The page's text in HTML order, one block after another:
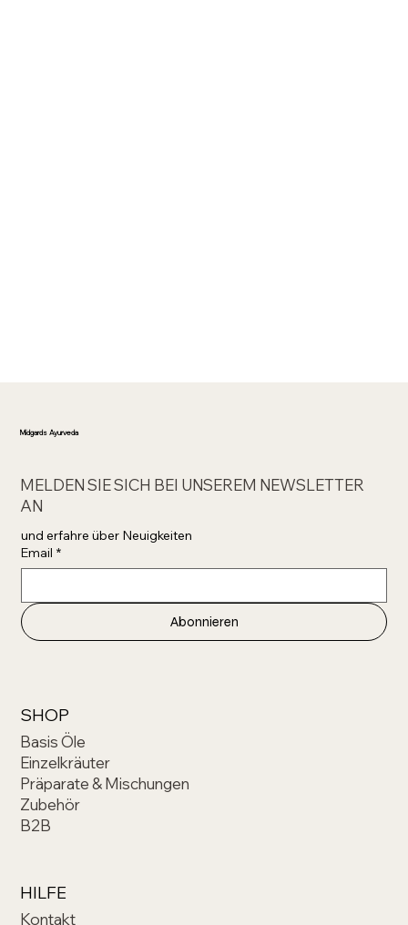
HILFE
Kontakt
SHOP
Basis Öle
Einzelkräuter
Präparate & Mischungen
Zubehör
B2B
Midgards Ayurveda
MELDEN SIE SICH BEI UNSEREM NEWSLETTER
AN
Email *
Abonnieren